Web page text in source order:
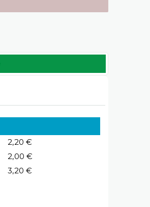
2,20 €
2,00 €
3,20 €